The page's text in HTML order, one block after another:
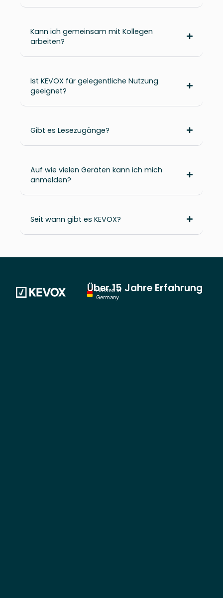
Kann ich gemeinsam mit Kollegen
arbeiten?
Ist KEVOX für gelegentliche Nutzung
geeignet?
Gibt es Lesezugänge?
Auf wie vielen Geräten kann ich mich
anmelden?
Seit wann gibt es KEVOX?
Hosted in
Germany
Über 15 Jahre Erfahrung